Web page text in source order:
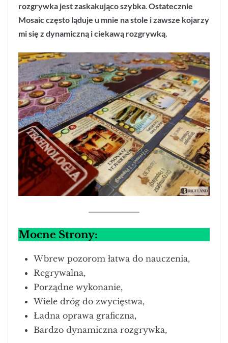
rozgrywka jest zaskakująco szybka.Ostatecznie
Mosaic często ląduje u mnie na stole i zawsze kojarzy
mi się z dynamiczną i ciekawą rozgrywką.
Mocne Strony:
Wbrew pozorom łatwa do nauczenia,
Regrywalna,
Porządne wykonanie,
Wiele dróg do zwycięstwa,
Ładna oprawa graficzna,
Bardzo dynamiczna rozgrywka,